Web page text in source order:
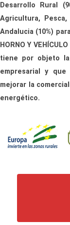
Desarrollo Rural
Agricultura,
Andalucia (10%)
HORNO Y
tiene por objeto la
empresarial y
mejorar la
energético.